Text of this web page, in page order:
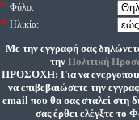
* Φύλο:
* Ηλικία:
Με την εγγραφή σας
την Πολιτική
ΠΡΟΣΟΧΗ: Για να
να επιβεβαιώσετε την
email που θα σας σταλεί στη
σας έρθει ελέγξτε το